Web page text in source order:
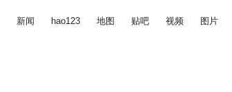
新闻 hao123 地图 贴吧 视频 图片